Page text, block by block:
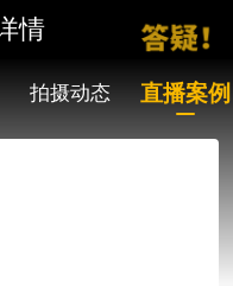
情
拍摄动态 直播案例